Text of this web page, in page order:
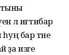
лә иғтибар
һуң бар тәне
ҙа изге